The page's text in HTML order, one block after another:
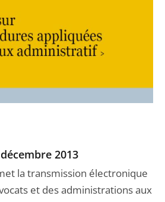
2013
la transmission électronique
et des administrations aux